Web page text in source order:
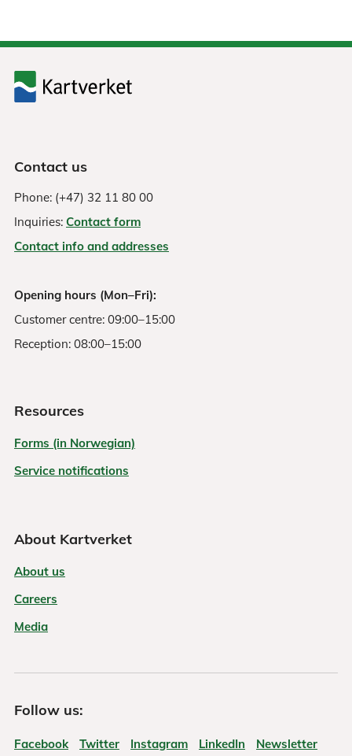
Contact us
Phone: (+47) 32 11 80 00
Inquiries: Contact form
Contact info and addresses
Opening hours (Mon–Fri):
Customer centre: 09:00–15:00
Reception: 08:00–15:00
Resources
Forms (in Norwegian)
Service notifications
About Kartverket
About us
Careers
Media
Follow us:
Facebook Twitter Instagram LinkedIn Newsletter